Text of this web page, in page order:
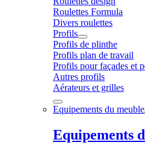
Roulettes Formula
Divers roulettes
Profils
Profils de plinthe
Profils plan de travail
Profils pour façades et
Autres profils
Aérateurs et grilles
Equipements du meuble
Equipements